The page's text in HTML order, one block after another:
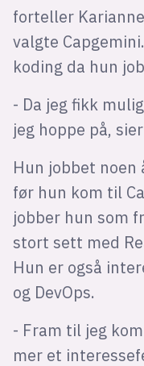
forteller
valgte
koding da hun
- Da jeg fikk
jeg hoppe på,
Hun jobbet
før hun kom til
jobber hun som
stort sett med
Hun er også
og DevOps.
- Fram til jeg
mer et